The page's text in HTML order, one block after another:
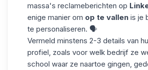
massa's reclameberichten op
enige manier om op te vallen is je
te personaliseren. 🗣️
Vermeld minstens 2-3 details van
profiel , zoals voor welk bedrijf ze
school waar ze naartoe gingen,